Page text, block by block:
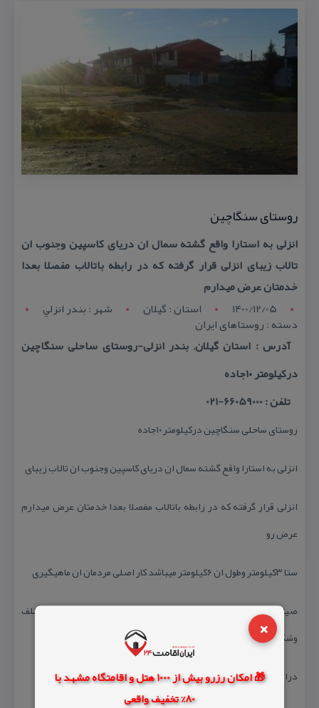
×
🎁 امکان رزرو بیش از 1000 هتل و اقامتگاه مشهد با
80% تخفیف واقعی
روستای سنگاچین
انزلی به استارا واقع گشته سمال ان دریای كاسپین وجنوب ان
تالاب زیبای انزلی قرار گرفته كه در رابطه باتالاب مفصلا بعدا
خدمتان عرض میدارم
1400/12/05
استان : گيلان شهر : بندر انزلي
دسته : روستاهای ایران
آدرس : استان گیلان, بندر انزلی-روستای ساحلی سنگاچین
دركیلومتر ۱۰جاده
تلفن : 66059000-021
روستای ساحلی سنگاچین دركیلومتر ۱۰جاده
انزلی به استارا واقع گشته سمال ان دریای كاسپین وجنوب ان تالاب زیبای
انزلی قرار گرفته كه در رابطه باتالاب مفصلا بعدا خدمتان عرض میدارم
عرض رو
ستا ۳كیلومتر وطول ان ۶كیلومتر میباشد كار اصلی مردمان ان ماهیگیری
صیادی دردریا وشكارپرندگان درتالاب میباشد صید درروشهای مختلف
وشكار
دراشكال متفاوت بسیار دیدنی وجذاب است خصوصا شكار بدون سلاح